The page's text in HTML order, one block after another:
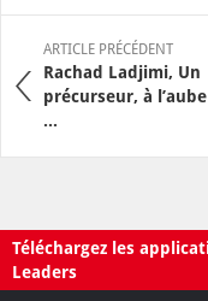
ARTICLE PRÉCÉDENT
Rachad Ladjimi, Un
précurseur, à
...
Téléchargez les
Leaders